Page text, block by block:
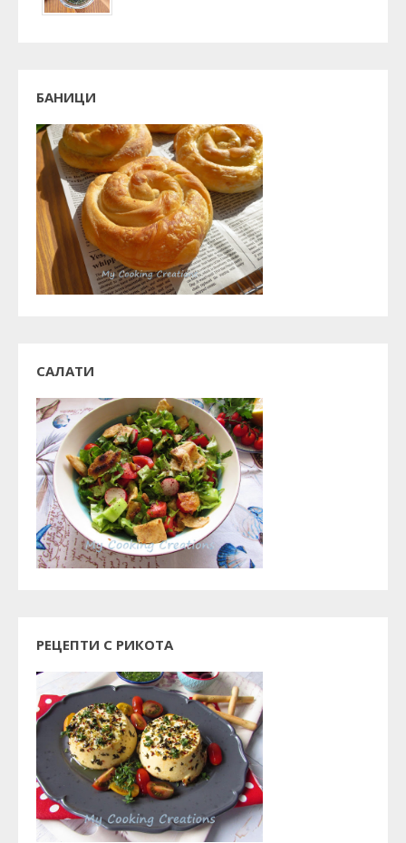
БАНИЦИ
САЛАТИ
РЕЦЕПТИ С РИКОТА